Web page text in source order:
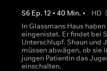
S6 Ep. 12 • 40 Min. • HD
In Glassmans Haus
eingenistet. Er findet bei
Unterschlupf. Shaun und
müssen abwägen, ob sie
jungen Patientin das
einschalten.